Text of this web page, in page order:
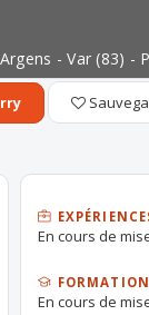
- Var (83) -
En cours de
FORMATION
En cours de